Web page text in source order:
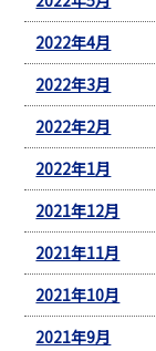
2022年4月
2022年3月
2022年2月
2022年1月
2021年12月
2021年11月
2021年10月
2021年9月